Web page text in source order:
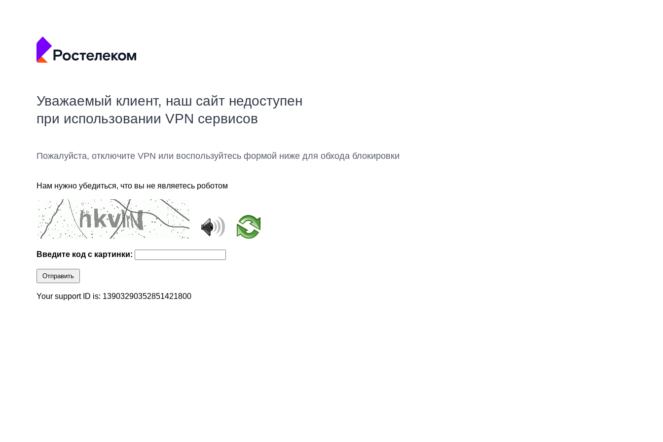
Уважаемый клиент, наш сайт недоступен
при использовании VPN сервисов
Пожалуйста, отключите VPN или воспользуйтесь формой ниже для обхода блокировки
Нам нужно убедиться, что вы не являетесь роботом
Введите код с картинки:
Отправить
Your support ID is: 13903290352851421800